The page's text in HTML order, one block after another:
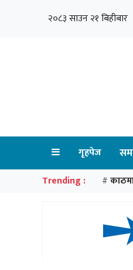
२०८३ साउन २१ बिहीबार
गृहपेज
Trending : #